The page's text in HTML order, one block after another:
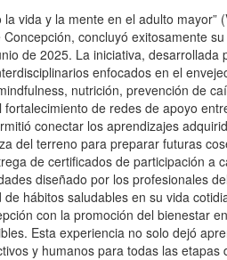
vida y la mente en el adulto
concluyó exitosamente
de 2025. La iniciativa,
enfocados en el
nutrición, prevención de
de redes de apoyo
conectar los aprendizajes
del terreno para preparar futuras
de certificados de participación
diseñado por los profesionales
hábitos saludables en su vida
con la promoción del bienestar
Esta experiencia no solo dejó
y humanos para todas las etapas